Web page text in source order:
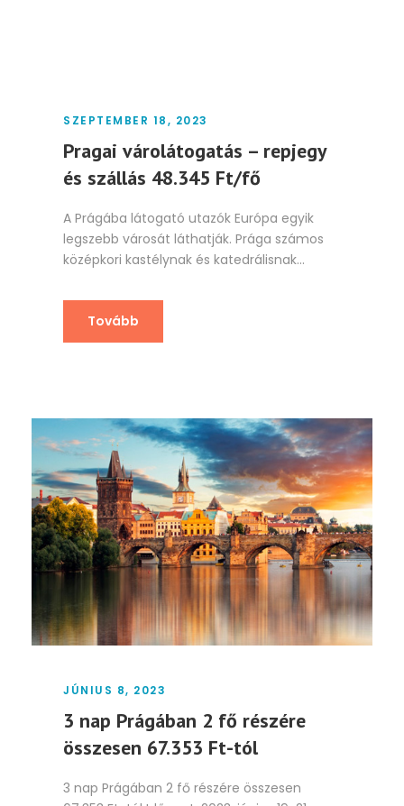
SZEPTEMBER 18, 2023
Pragai várolátogatás – repjegy
és szállás 48.345 Ft/fő
A Prágába látogató utazók Európa egyik
legszebb városát láthatják. Prága számos
középkori kastélynak és katedrálisnak...
Tovább
JÚNIUS 8, 2023
3 nap Prágában 2 fő részére
összesen 67.353 Ft-tól
3 nap Prágában 2 fő részére összesen